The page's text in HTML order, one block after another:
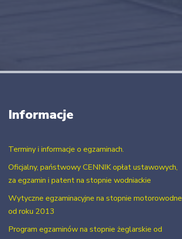
Informacje
Terminy i informacje o egzaminach.
Oficjalny, państwowy CENNIK opłat ustawowych,
za egzamin i patent na stopnie wodniackie
Wytyczne egzaminacyjne na stopnie motorowodne
od roku 2013
Program egzaminów na stopnie żeglarskie od